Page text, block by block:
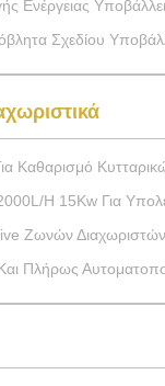
Νερού Πετρελαίου, Μηχανή Διαχωριστών
Διαχωριστή, Καθαρισμός
Πρωτεϊνών
Υπολειμματικά Λάδια
Δίσκων Ανοξείδωτου Υποβάλλει
Πετρελαίου Δίσκων